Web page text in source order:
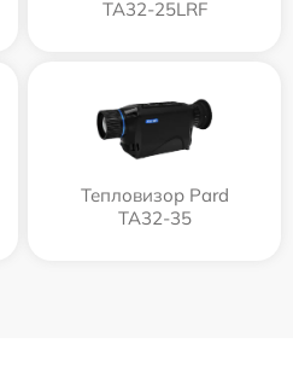
TA32-25LRF
Тепловизор Pard
TA32-35